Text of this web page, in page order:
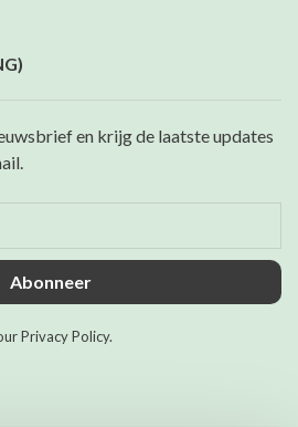
en krijg de laatste updates
Abonneer
Privacy Policy.